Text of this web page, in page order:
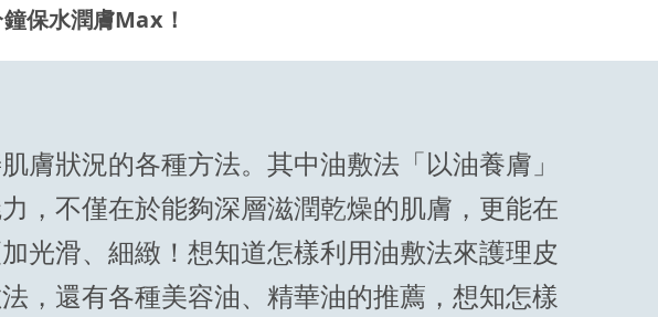
保水潤膚Max！
膚狀況的各種方法。其中油敷法「以油養膚」
，不僅在於能夠深層滋潤乾燥的肌膚，更能在
光滑、細緻！想知道怎樣利用油敷法來護理皮
，還有各種美容油、精華油的推薦，想知怎樣